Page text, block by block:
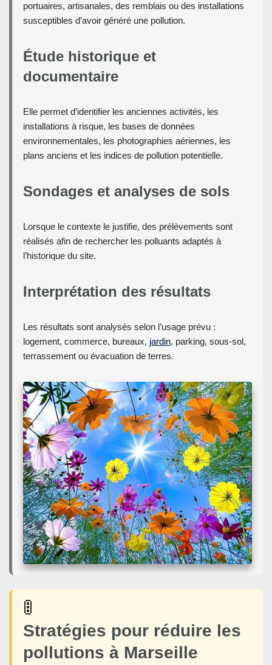
portuaires, artisanales, des remblais ou des installations
susceptibles d’avoir généré une pollution.
Étude historique et
documentaire
Elle permet d’identifier les anciennes activités, les
installations à risque, les bases de données
environnementales, les photographies aériennes, les
plans anciens et les indices de pollution potentielle.
Sondages et analyses de sols
Lorsque le contexte le justifie, des prélèvements sont
réalisés afin de rechercher les polluants adaptés à
l’historique du site.
Interprétation des résultats
Les résultats sont analysés selon l’usage prévu :
logement, commerce, bureaux, jardin, parking, sous-sol,
terrassement ou évacuation de terres.
🚦
Stratégies pour réduire les
pollutions à Marseille